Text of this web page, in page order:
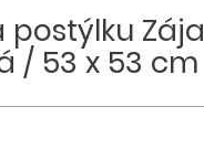
postýlku Zája
/ 53 x 53 cm